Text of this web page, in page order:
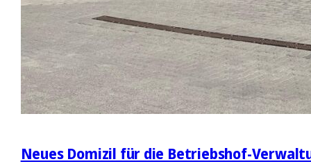
Neues Domizil für die Betriebshof-